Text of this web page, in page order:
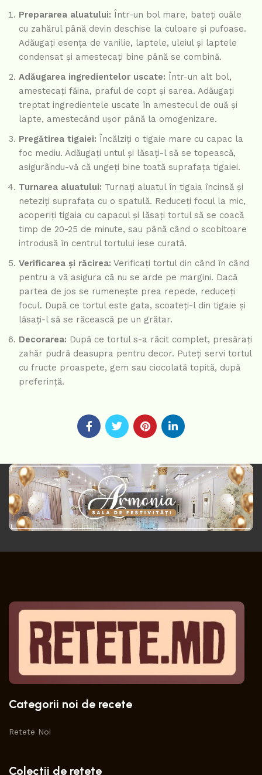
Prepararea aluatului: Într-un bol mare, bateți ouăle
cu zahărul până devin deschise la culoare și pufoase.
Adăugați esența de vanilie, laptele, uleiul și laptele
condensat și amestecați bine până se combină.
Adăugarea ingredientelor uscate: Într-un alt bol,
amestecați făina, praful de copt și sarea. Adăugați
treptat ingredientele uscate în amestecul de ouă și
lapte, amestecând ușor până la omogenizare.
Pregătirea tigaiei: Încălziți o tigaie mare cu capac la
foc mediu. Adăugați untul și lăsați-l să se topească,
asigurându-vă că ungeți bine toată suprafața tigaiei.
Turnarea aluatului: Turnați aluatul în tigaia încinsă și
neteziți suprafața cu o spatulă. Reduceți focul la mic,
acoperiți tigaia cu capacul și lăsați tortul să se coacă
timp de 20-25 de minute, sau până când o scobitoare
introdusă în centrul tortului iese curată.
Verificarea și răcirea: Verificați tortul din când în când
pentru a vă asigura că nu se arde pe margini. Dacă
partea de jos se rumenește prea repede, reduceți
focul. După ce tortul este gata, scoateți-l din tigaie și
lăsați-l să se răcească pe un grătar.
Decorarea: După ce tortul s-a răcit complet, presărați
zahăr pudră deasupra pentru decor. Puteți servi tortul
cu fructe proaspete, gem sau ciocolată topită, după
preferință.
Categorii noi de recete
Retete Noi
Colectii de retete